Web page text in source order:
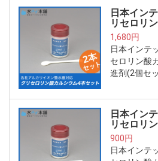
日本イン
リセロリ
1,680円
日本インテ
セロリン酸
進剤(2個セ
日本イン
リセロリ
900円
日本インテ